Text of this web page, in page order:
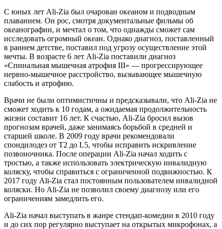
С юных лет Ali-Zia был очарован океаном и подводным
плаванием. Он рос, смотря документальные фильмы об
океанографии, и мечтал о том, что однажды сможет сам
исследовать огромный океан. Однако диагноз, поставленный
в раннем детстве, поставил под угрозу осуществление этой
мечты. В возрасте 6 лет Ali-Zia поставили диагноз
«Спинальная мышечная атрофия III» — прогрессирующее
нервно-мышечное расстройство, вызывающее мышечную
слабость и атрофию.
Врачи не были оптимистичны и предсказывали, что Ali-Zia не
сможет ходить к 10 годам, а ожидаемая продолжительность
жизни составит 16 лет. К счастью, Ali-Zia бросил вызов
прогнозам врачей, даже занимаясь борьбой в средней и
старшей школе. В 2009 году врачи рекомендовали
спондилодез от T2 до L5, чтобы исправить искривление
позвоночника. После операции Ali-Zia начал ходить с
тростью, а также использовать электрическую инвалидную
коляску, чтобы справиться с ограниченной подвижностью. К
2017 году Ali-Zia стал постоянным пользователем инвалидной
коляски. Но Ali-Zia не позволил своему диагнозу или его
ограничениям замедлить его.
Ali-Zia начал выступать в жанре стендап-комедии в 2010 году
и до сих пор регулярно выступает на открытых микрофонах, а